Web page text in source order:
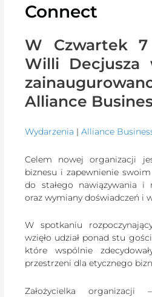
Connect
W Czwartek
Willi Decjusza
Alliance
Wydarzenia |Alliance
Celem nowej organizacji
biznesu i zapewnienie
do stałego nawiązywania i
oraz wymiany doświadczeń i
W spotkaniu
wzięło udział ponad stu
które wspólnie
przestrzeni dla etycznego
Założycielka organizacji